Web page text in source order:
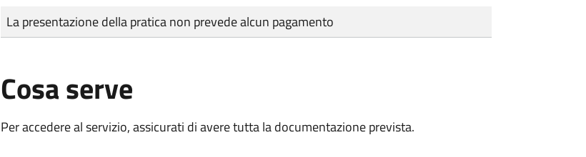
Tipo di pagamento
Importo
La presentazione della pratica non prevede alcun pagamento
Cosa serve
Per accedere al servizio, assicurati di avere tutta la documentazione prevista.